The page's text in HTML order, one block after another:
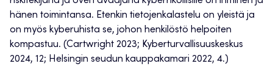
hänen toimintansa. Etenkin tietojenkalastelu on yleistä ja
on myös kyberuhista se, johon henkilöstö helpoiten
kompastuu. (Cartwright 2023; Kyberturvallisuuskeskus
2024, 12; Helsingin seudun kauppakamari 2022, 4.)